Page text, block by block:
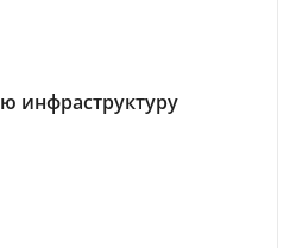
инфраструктуру